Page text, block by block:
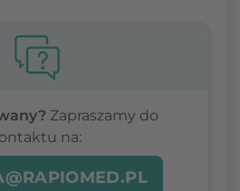
Zapraszamy do
na: